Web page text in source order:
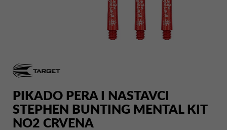
PIKADO PERA I NASTAVCI
STEPHEN BUNTING MENTAL KIT
NO2 CRVENA